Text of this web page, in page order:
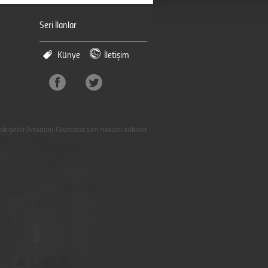
Seri İlanlar
Künye İletişim
Anadolu Gazetesi tüm hakları saklıdır